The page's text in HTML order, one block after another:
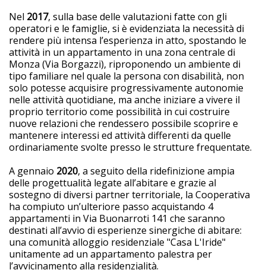
Nel 2017, sulla base delle valutazioni fatte con gli
operatori e le famiglie, si è evidenziata la necessità di
rendere più intensa l’esperienza in atto, spostando le
attività in un appartamento in una zona centrale di
Monza (Via Borgazzi), riproponendo un ambiente di
tipo familiare nel quale la persona con disabilità, non
solo potesse acquisire progressivamente autonomie
nelle attività quotidiane, ma anche iniziare a vivere il
proprio territorio come possibilità in cui costruire
nuove relazioni che rendessero possibile scoprire e
mantenere interessi ed attività differenti da quelle
ordinariamente svolte presso le strutture frequentate.
A gennaio 2020, a seguito della ridefinizione ampia
delle progettualità legate all’abitare e grazie al
sostegno di diversi partner territoriale, la Cooperativa
ha compiuto un’ulteriore passo acquistando 4
appartamenti in Via Buonarroti 141 che saranno
destinati all’avvio di esperienze sinergiche di abitare:
una comunità alloggio residenziale "Casa L'Iride"
unitamente ad un appartamento palestra per
l’avvicinamento alla residenzialità.